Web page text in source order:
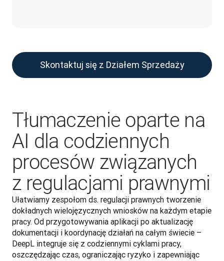
Skontaktuj się z Działem Sprzedaży
Tłumaczenie oparte na
AI dla codziennych
procesów związanych
z regulacjami prawnymi
Ułatwiamy zespołom ds. regulacji prawnych tworzenie
dokładnych wielojęzycznych wniosków na każdym etapie
pracy. Od przygotowywania aplikacji po aktualizację
dokumentacji i koordynację działań na całym świecie –
DeepL integruje się z codziennymi cyklami pracy,
oszczędzając czas, ograniczając ryzyko i zapewniając